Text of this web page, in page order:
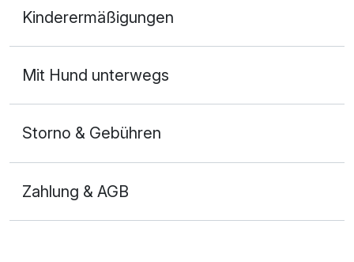
2 Erwachsene und 2 Kinder
Kinderermäßigungen
Mit Hund unterwegs
Storno & Gebühren
Zahlung & AGB